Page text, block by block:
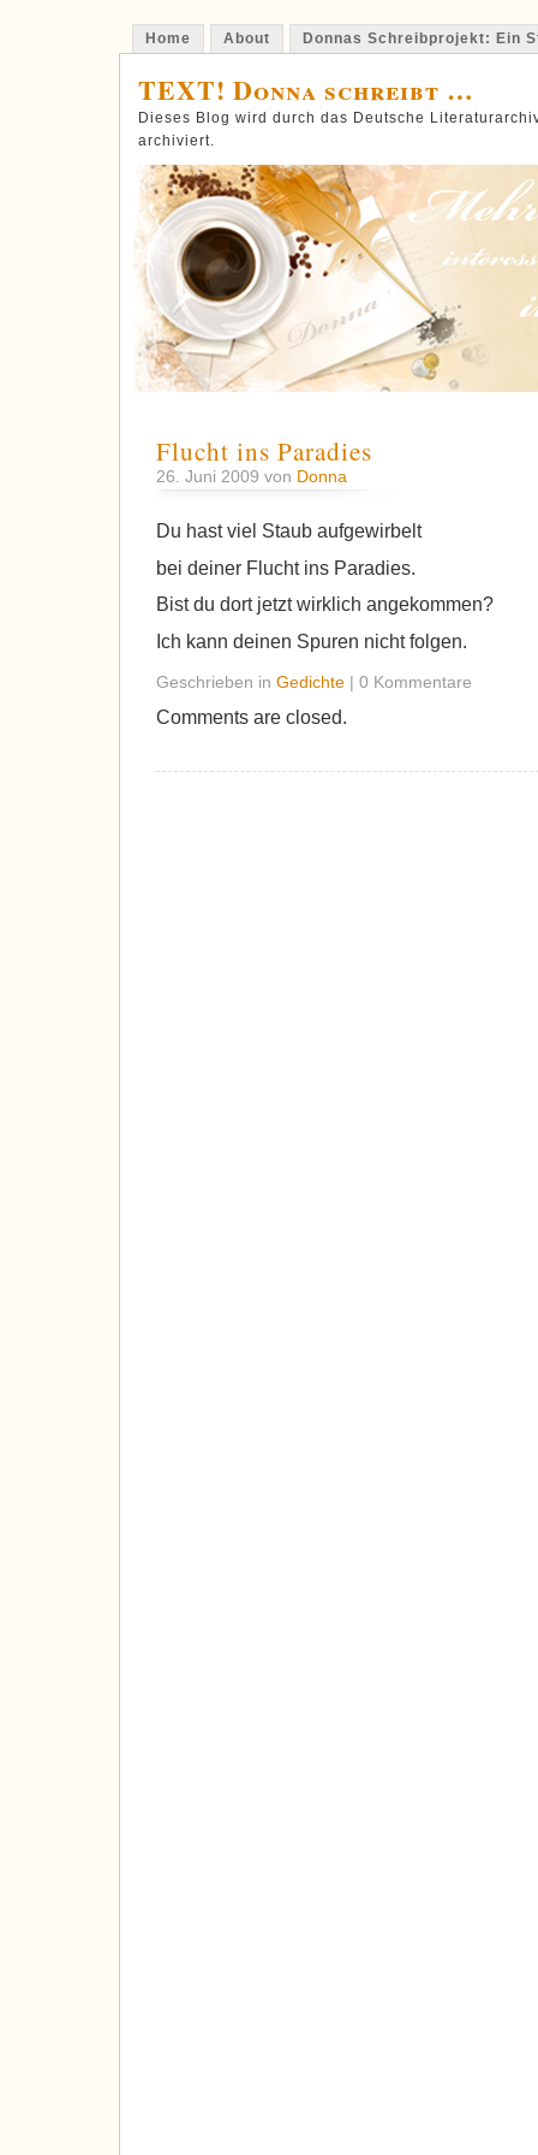
Home About Donnas Schreibprojekt: Ein
TEXT! Donna schreibt …
Dieses Blog wird durch das Deutsche
archiviert.
Flucht ins Paradies
26. Juni 2009 von Donna
Du hast viel Staub aufgewirbelt
bei deiner Flucht ins Paradies.
Bist du dort jetzt wirklich angekommen?
Ich kann deinen Spuren nicht folgen.
Geschrieben in Gedichte | 0 Kommentare
Comments are closed.